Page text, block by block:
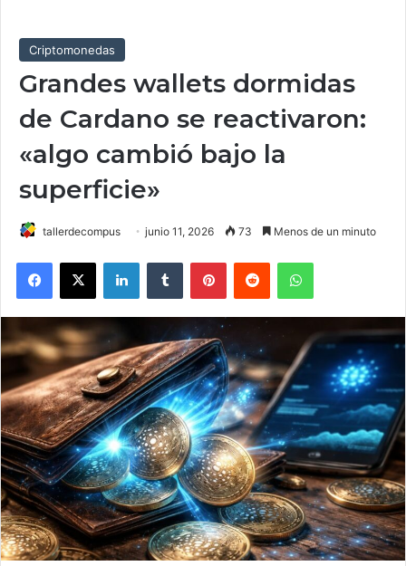
Criptomonedas
Grandes wallets dormidas
de Cardano se reactivaron:
«algo cambió bajo la
superficie»
tallerdecompus junio 11, 2026 73 Menos de un minuto